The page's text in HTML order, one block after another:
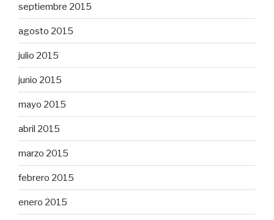
septiembre 2015
agosto 2015
julio 2015
junio 2015
mayo 2015
abril 2015
marzo 2015
febrero 2015
enero 2015